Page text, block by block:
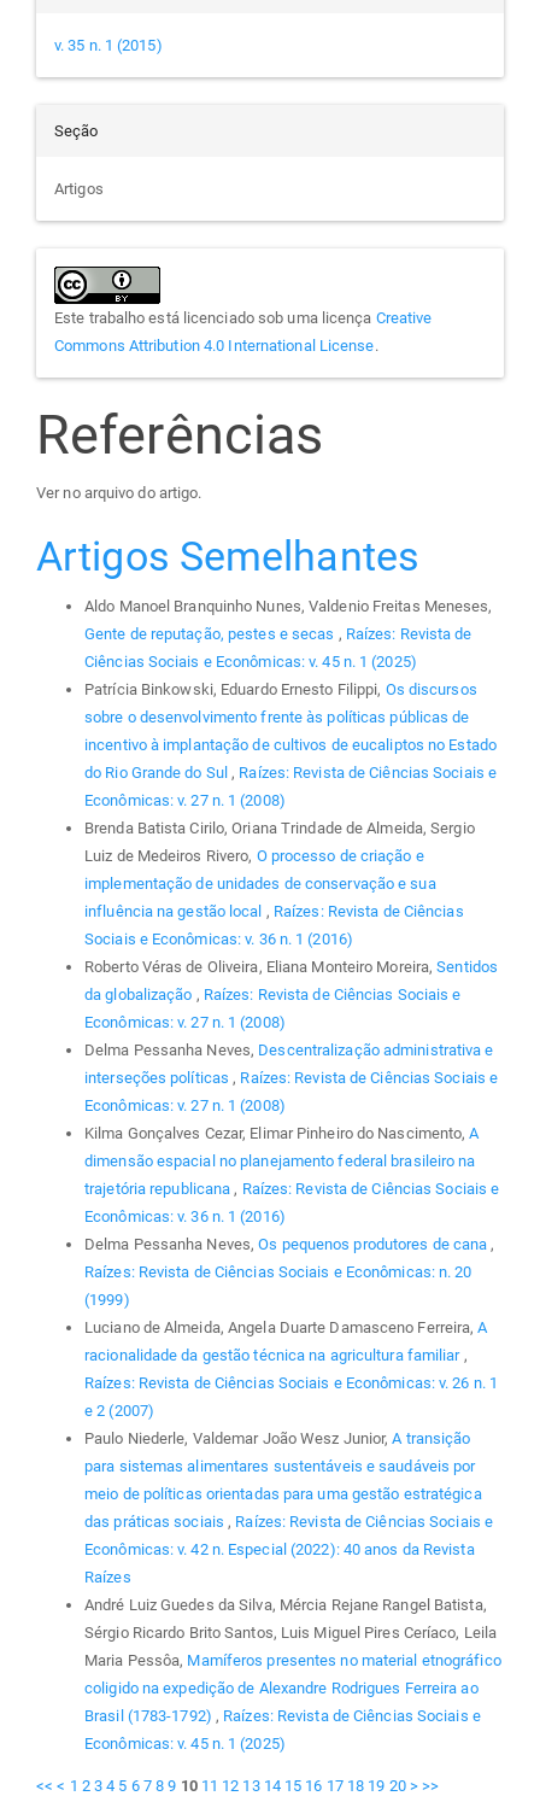
v. 35 n. 1 (2015)
Seção
Artigos
Este trabalho está licenciado sob uma licença Creative
Commons Attribution 4.0 International License.
Referências
Ver no arquivo do artigo.
Artigos Semelhantes
Aldo Manoel Branquinho Nunes, Valdenio Freitas Meneses,
Gente de reputação, pestes e secas , Raízes: Revista de
Ciências Sociais e Econômicas: v. 45 n. 1 (2025)
Patrícia Binkowski, Eduardo Ernesto Filippi, Os discursos
sobre o desenvolvimento frente às políticas públicas de
incentivo à implantação de cultivos de eucaliptos no Estado
do Rio Grande do Sul, Raízes: Revista de Ciências Sociais e
Econômicas: v. 27 n. 1 (2008)
Brenda Batista Cirilo, Oriana Trindade de Almeida, Sergio
Luiz de Medeiros Rivero, O processo de criação e
implementação de unidades de conservação e sua
influência na gestão local , Raízes: Revista de Ciências
Sociais e Econômicas: v. 36 n. 1 (2016)
Roberto Véras de Oliveira, Eliana Monteiro Moreira,Sentidos
da globalização , Raízes: Revista de Ciências Sociais e
Econômicas: v. 27 n. 1 (2008)
Delma Pessanha Neves, Descentralização administrativa e
interseções políticas, Raízes: Revista de Ciências Sociais e
Econômicas: v. 27 n. 1 (2008)
Kilma Gonçalves Cezar, Elimar Pinheiro do Nascimento,A
dimensão espacial no planejamento federal brasileiro na
trajetória republicana, Raízes: Revista de Ciências Sociais e
Econômicas: v. 36 n. 1 (2016)
Delma Pessanha Neves,Os pequenos produtores de cana,
Raízes: Revista de Ciências Sociais e Econômicas: n. 20
(1999)
Luciano de Almeida, Angela Duarte Damasceno Ferreira,A
racionalidade da gestão técnica na agricultura familiar ,
Raízes: Revista de Ciências Sociais e Econômicas: v. 26 n. 1
e 2 (2007)
Paulo Niederle, Valdemar João Wesz Junior,A transição
para sistemas alimentares sustentáveis e saudáveis por
meio de políticas orientadas para uma gestão estratégica
das práticas sociais, Raízes: Revista de Ciências Sociais e
Econômicas: v. 42 n. Especial (2022): 40 anos da Revista
Raízes
André Luiz Guedes da Silva, Mércia Rejane Rangel Batista,
Sérgio Ricardo Brito Santos, Luis Miguel Pires Ceríaco, Leila
Maria Pessôa, Mamíferos presentes no material etnográfico
coligido na expedição de Alexandre Rodrigues Ferreira ao
Brasil (1783-1792) , Raízes: Revista de Ciências Sociais e
Econômicas: v. 45 n. 1 (2025)
<< < 1 2 3 4 5 6 7 8 9 10 11 12 13 14 15 16 17 18 19 20 > >>